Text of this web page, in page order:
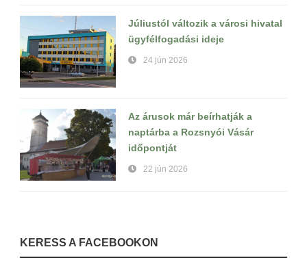
Júliustól változik a városi hivatal
ügyfélfogadási ideje
24 jún 2026
Az árusok már beírhatják a
naptárba a Rozsnyói Vásár
időpontját
22 jún 2026
KERESS A FACEBOOKON